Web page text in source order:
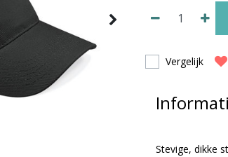
Vergelijk
Stevige, dikke